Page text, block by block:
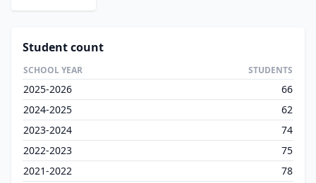
Student count
SCHOOL YEAR STUDENTS
2025-2026
66
2024-2025
62
2023-2024
74
2022-2023
75
2021-2022
78